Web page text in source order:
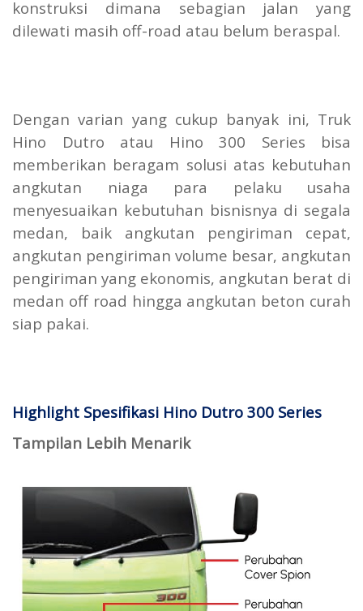
konstruksi dimana sebagian jalan yang
dilewati masih off-road atau belum beraspal.
Dengan varian yang cukup banyak ini, Truk
Hino Dutro atau Hino 300 Series bisa
memberikan beragam solusi atas kebutuhan
angkutan niaga para pelaku usaha
menyesuaikan kebutuhan bisnisnya di segala
medan, baik angkutan pengiriman cepat,
angkutan pengiriman volume besar, angkutan
pengiriman yang ekonomis, angkutan berat di
medan off road hingga angkutan beton curah
siap pakai.
Highlight Spesifikasi Hino Dutro 300 Series
Tampilan Lebih Menarik